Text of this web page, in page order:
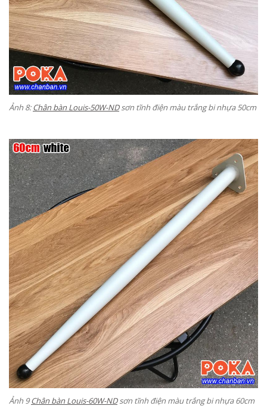
Ảnh 8:Chân bàn Louis-50W-NDsơn tĩnh điện màu trắng bi nhựa 50cm
Ảnh 9Chân bàn Louis-60W-NDsơn tĩnh điện màu trắng bi nhựa 60cm